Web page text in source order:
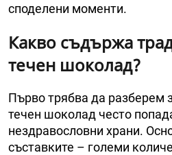
споделени моменти.
Какво съдържа
течен шоколад?
Първо трябва да разберем
течен шоколад често
нездравословни храни.
съставките – големи